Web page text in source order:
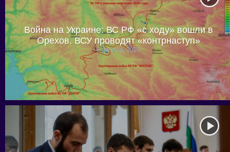
Война на Украине: ВС РФ «с ходу» вошли в
Орехов. ВСУ проводят «контрнаступ»
8 августа, 2026